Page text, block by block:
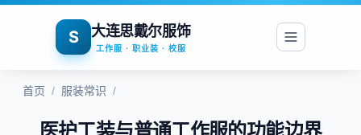
S 大连思戴尔服饰
工作服 · 职业装 · 校服
首页 / 服装常识 /